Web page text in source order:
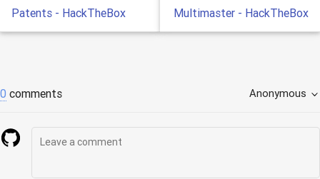
Patents - HackTheBox
Multimaster - HackTheBox
0 comments Anonymous